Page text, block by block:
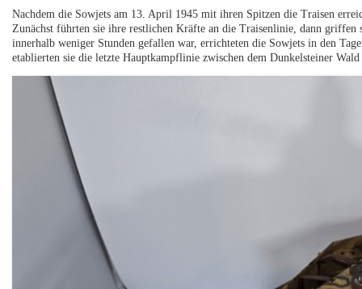
Nachdem die Sowjets am 13. April 1945 mit ihren Spitzen die Traisen
Zunächst führten sie ihre restlichen Kräfte an die Traisenlinie, dann
innerhalb weniger Stunden gefallen war, errichteten die Sowjets in den
etablierten sie die letzte Hauptkampflinie zwischen dem Dunkelsteiner